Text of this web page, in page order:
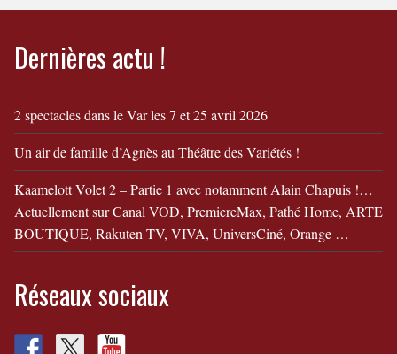
Dernières actu !
2 spectacles dans le Var les 7 et 25 avril 2026
Un air de famille d’Agnès au Théâtre des Variétés !
Kaamelott Volet 2 – Partie 1 avec notamment Alain Chapuis !…
Actuellement sur Canal VOD, PremiereMax, Pathé Home, ARTE
BOUTIQUE, Rakuten TV, VIVA, UniversCiné, Orange …
Réseaux sociaux